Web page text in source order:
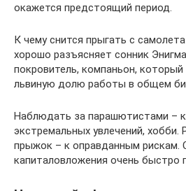
окажется предстоящий период.
К чему снится прыгать с
хорошо разъясняет сонник
покровитель, компаньон, который
львиную долю работы в общем
Наблюдать за парашютистами –
экстремальных увлечений, хобби.
прыжок – к оправданным рискам.
капиталовложения очень быстро